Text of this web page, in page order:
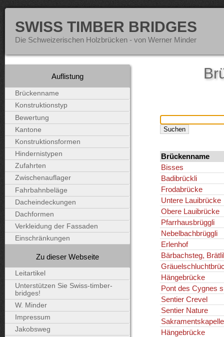
SWISS TIMBER BRIDGES
Die Schweizerischen Holzbrücken - von Werner Minder
Brückenname
Bisses
Badibrückli
Frodabrücke
Untere Lauibrücke
Obere Lauibrücke
Pfarrhausbrüggli
Nebelbachbrüggli
Erlenhof
Bärbachsteg,
Hängebrücke
Pont des Cygnes
Sentier Crevel
Sentier Nature
Hängebrücke
Auflistung
Brückenname
Konstruktionstyp
Bewertung
Kantone
Konstruktionsformen
Hindernistypen
Zufahrten
Zwischenauflager
Fahrbahnbeläge
Dacheindeckungen
Dachformen
Verkleidung der Fassaden
Einschränkungen
Zu dieser Webseite
Leitartikel
Unterstützen Sie Swiss-timber-
bridges!
W. Minder
Impressum
Jakobsweg